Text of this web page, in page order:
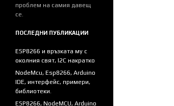
проблем на самия давещ
се.
ПОСЛЕДНИ ПУБЛИКАЦИИ
ESP8266 и връзката му с
околния свят, I2C накратко
NodeMcu, Esp8266, Arduino
IDE, интерфейс, примери,
библиотеки.
ESP8266, NodeMCU, Arduino